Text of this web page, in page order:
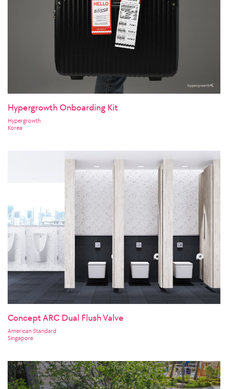
Hypergrowth Onboarding Kit
Hypergrowth
Korea
Concept ARC Dual Flush Valve
American Standard
Singapore